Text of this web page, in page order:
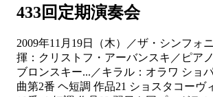
433回定期演奏会
2009年11月19日（木）／ザ・シンフォ
揮：クリストフ・アーバンスキ／ピア
ブロンスキー...／キラル：オラワ ショ
曲第2番 ヘ短調 作品21 ショスタコーヴ